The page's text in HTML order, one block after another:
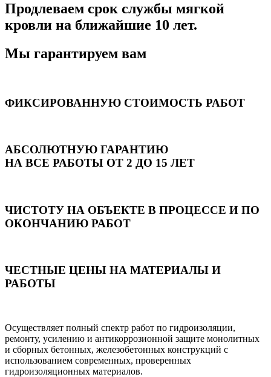
Продлеваем срок службы мягкой
кровли на ближайшие 10 лет.
Мы гарантируем вам
ФИКСИРОВАННУЮ СТОИМОСТЬ РАБОТ
АБСОЛЮТНУЮ ГАРАНТИЮ
НА ВСЕ РАБОТЫ ОТ 2 ДО 15 ЛЕТ
ЧИСТОТУ НА ОБЪЕКТЕ В ПРОЦЕССЕ И ПО
ОКОНЧАНИЮ РАБОТ
ЧЕСТНЫЕ ЦЕНЫ НА МАТЕРИАЛЫ И
РАБОТЫ
Осуществляет полный спектр работ по гидроизоляции,
ремонту, усилению и антикоррозионной защите монолитных
и сборных бетонных, железобетонных конструкций с
использованием современных, проверенных
гидроизоляционных материалов.